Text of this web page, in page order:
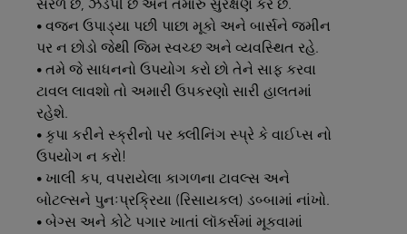
સરળ છે, ઝડપી છે અને તમારું સુરક્ષણ કરે છે.
• વજન ઉપાડ્યા પછી પાછા મૂકો અને બાર્સને જમીન
પર ન છોડો જેથી જિમ સ્વચ્છ અને વ્યવસ્થિત રહે.
• તમે જે સાધનનો ઉપયોગ કરો છો તેને સાફ કરવા
ટાવલ લાવશો તો અમારી ઉપકરણો સારી હાલતમાં
રહેશે.
• કૃપા કરીને સ્ક્રીનો પર ક્લીનિંગ સ્પ્રે કે વાઈપ્સ નો
ઉપયોગ ન કરો!
• ખાલી કપ, વપરાયેલા કાગળના ટાવલ્સ અને
બોટલ્સને પુનઃપ્રક્રિયા (રિસાયકલ) ડબ્બામાં નાંખો.
• બેગ્સ અને કોટે પગાર ખાતાં લૉકર્સમાં મૂકવામાં